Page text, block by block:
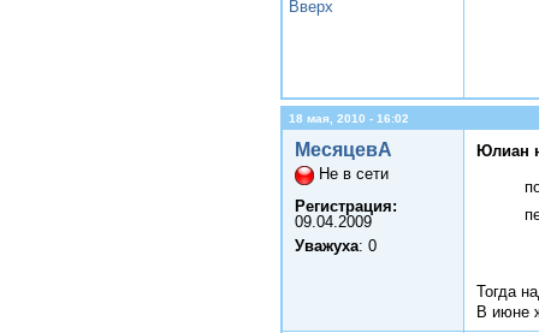
Вверх
18 мая, 2010 - 16:02
МесяцевА
Не в сети
Регистрация:
09.04.2009
Уважуха: 0
Юлиан
Тогда
В июне